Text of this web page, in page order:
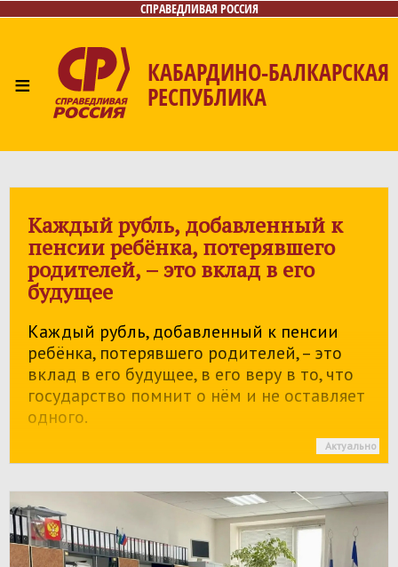
СПРАВЕДЛИВАЯ РОССИЯ
≡ КАБАРДИНО-БАЛКАРСКАЯ
РЕСПУБЛИКА
Контакты
Каждый рубль, добавленный к
пенсии ребёнка, потерявшего
родителей, – это вклад в его
будущее
Каждый рубль, добавленный к пенсии
ребёнка, потерявшего родителей, – это
вклад в его будущее, в его веру в то, что
государство помнит о нём и не оставляет
одного.
Актуально